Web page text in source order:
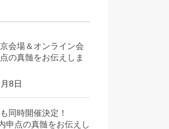
会場＆オンライン会
の真髄をお伝えしま
8日
同時開催決定！
申点の真髄をお伝えし